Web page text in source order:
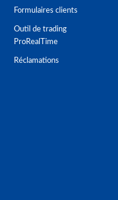
Formulaires clients
Outil de trading
ProRealTime
Réclamations